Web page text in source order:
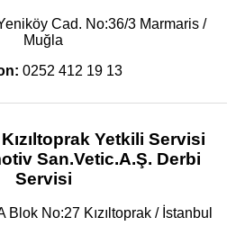
Cad. No:36/3 Marmaris /
Muğla
0252 412 19 13
Yetkili Servisi
San.Vetic.A.Ş. Derbi
Servisi
Blok No:27 Kızıltoprak / İstanbul